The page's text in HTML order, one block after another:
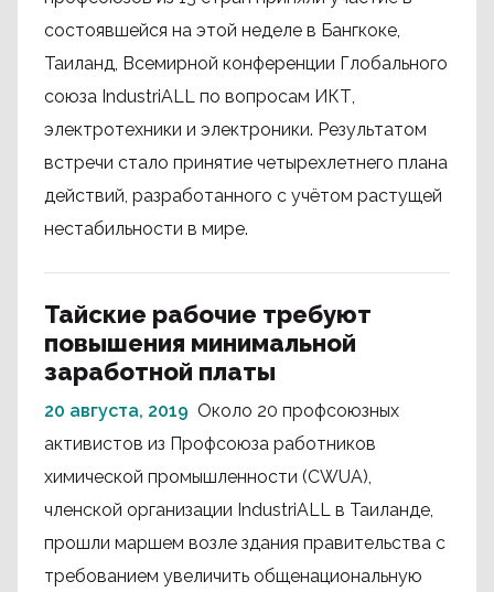
состоявшейся на этой неделе в Бангкоке,
Таиланд, Всемирной конференции Глобального
союза IndustriALL по вопросам ИКТ,
электротехники и электроники. Результатом
встречи стало принятие четырехлетнего плана
действий, разработанного с учётом растущей
нестабильности в мире.
Тайские рабочие требуют
повышения минимальной
заработной платы
20 августа, 2019 Около 20 профсоюзных
активистов из Профсоюза работников
химической промышленности (CWUA),
членской организации IndustriALL в Таиланде,
прошли маршем возле здания правительства с
требованием увеличить общенациональную